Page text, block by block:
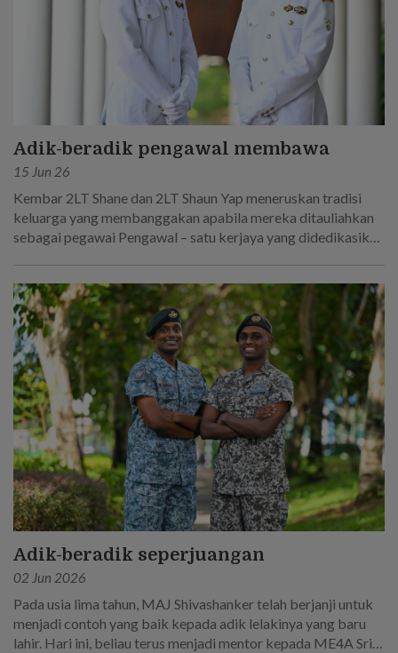
Adik-beradik pengawal membawa
15 Jun 26
Kembar 2LT Shane dan 2LT Shaun Yap meneruskan tradisi
keluarga yang membanggakan apabila mereka ditauliahkan
sebagai pegawai Pengawal – satu kerjaya yang didedikasikan
Adik-beradik seperjuangan
02 Jun 2026
Pada usia lima tahun, MAJ Shivashanker telah berjanji untuk
menjadi contoh yang baik kepada adik lelakinya yang baru
lahir. Hari ini, beliau terus menjadi mentor kepada ME4A Sri